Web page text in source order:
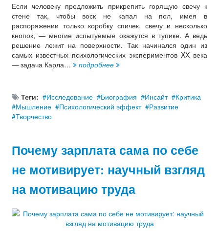
Если человеку предложить прикрепить горящую свечу к
стене так, чтобы воск не капал на пол, имея в
распоряжении только коробку спичек, свечу и несколько
кнопок, — многие испытуемые окажутся в тупике. А ведь
решение лежит на поверхности. Так начинался один из
самых известных психологических экспериментов XX века
— задача Карла…
подробнее
Теги: Исследование Биография Инсайт
Критика
Мышление
Психологический эффект
Развитие
Творчество
Почему зарплата сама по себе
не мотивирует: научный взгляд
на мотивацию труда